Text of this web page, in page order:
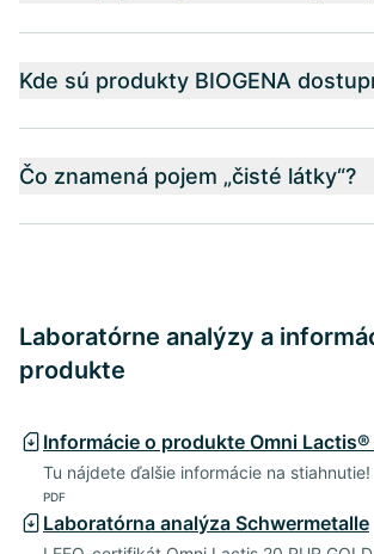
Kde sú produkty BIOGENA
Čo znamená pojem „čisté látky“?
Laboratórne analýzy a
produkte
Informácie o produkte Omni
Tu nájdete ďalšie informácie na stiahnutie!
PDF
Laboratórna analýza Schwermetalle